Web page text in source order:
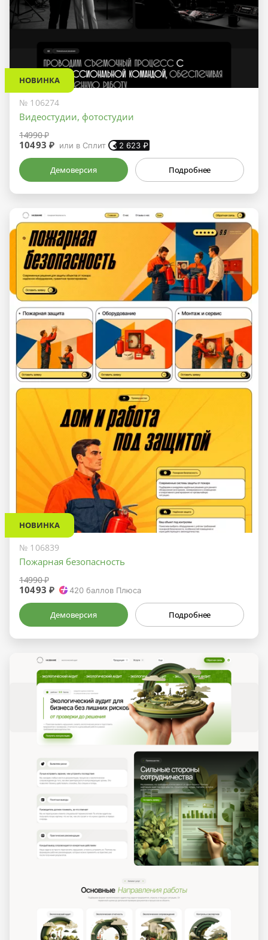
НОВИНКА
№ 106274
Видеостудии, фотостудии
14990 ₽
10493 ₽ или в Сплит 2 623 ₽
Демоверсия Подробнее
НОВИНКА
№ 106839
Пожарная безопасность
14990 ₽
10493 ₽ 420 баллов Плюса
Демоверсия Подробнее